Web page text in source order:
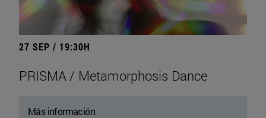
27 SEP / 19:30H
PRISMA / Metamorphosis Dance
Más información